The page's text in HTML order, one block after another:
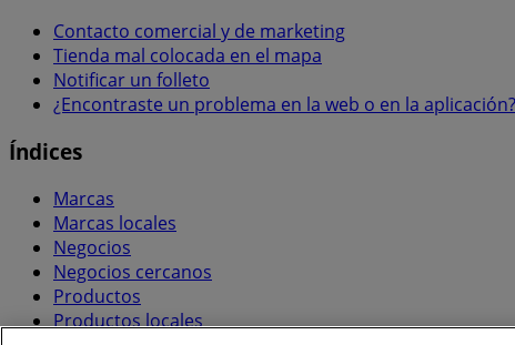
Contacto comercial y de marketing
Tienda mal colocada en el mapa
Notificar un folleto
¿Encontraste un problema en la web o en la aplicación?
Índices
Marcas
Marcas locales
Negocios
Negocios cercanos
Productos
Productos locales